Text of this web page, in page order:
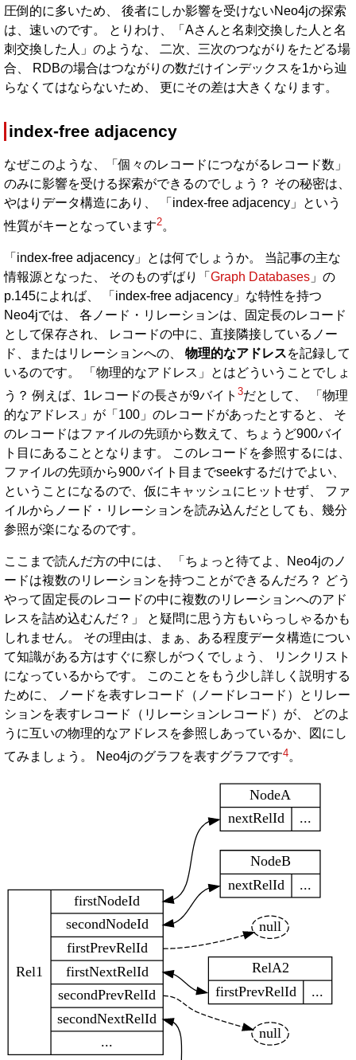
圧倒的に多いため、 後者にしか影響を受けないNeo4jの探索
は、速いのです。 とりわけ、「Aさんと名刺交換した人と名
刺交換した人」のような、 二次、三次のつながりをたどる場
合、 RDBの場合はつながりの数だけインデックスを1から辿
らなくてはならないため、 更にその差は大きくなります。
index-free adjacency
なぜこのような、「個々のレコードにつながるレコード数」
のみに影響を受ける探索ができるのでしょう？ その秘密は、
やはりデータ構造にあり、 「index-free adjacency」という
性質がキーとなっています2。
「index-free adjacency」とは何でしょうか。 当記事の主な
情報源となった、 そのものずばり「 Graph Databases 」の
p.145によれば、 「index-free adjacency」な特性を持つ
Neo4jでは、 各ノード・リレーションは、固定長のレコード
として保存され、 レコードの中に、直接隣接しているノー
ド、またはリレーションへの、 物理的なアドレスを記録して
いるのです。 「物理的なアドレス」とはどういうことでしょ
う？ 例えば、1レコードの長さが9バイト 3だとして、 「物理
的なアドレス」が「100」のレコードがあったとすると、 そ
のレコードはファイルの先頭から数えて、ちょうど900バイ
ト目にあることとなります。 このレコードを参照するには、
ファイルの先頭から900バイト目までseekするだけでよい、
ということになるので、仮にキャッシュにヒットせず、 ファ
イルからノード・リレーションを読み込んだとしても、幾分
参照が楽になるのです。
ここまで読んだ方の中には、 「ちょっと待てよ、Neo4jのノ
ードは複数のリレーションを持つことができるんだろ？ どう
やって固定長のレコードの中に複数のリレーションへのアド
レスを詰め込むんだ？」 と疑問に思う方もいらっしゃるかも
しれません。 その理由は、まぁ、ある程度データ構造につい
て知識がある方はすぐに察しがつくでしょう、 リンクリスト
になっているからです。 このことをもう少し詳しく説明する
ために、 ノードを表すレコード（ノードレコード）とリレー
ションを表すレコード（リレーションレコード）が、 どのよ
うに互いの物理的なアドレスを参照しあっているか、図にし
てみましょう。 Neo4jのグラフを表すグラフです4。